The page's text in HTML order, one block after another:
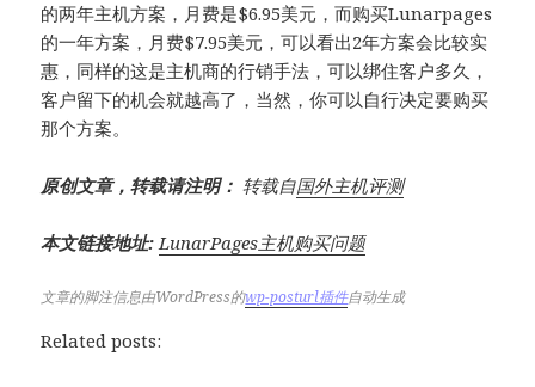
的两年主机方案，月费是$6.95美元，而购买Lunarpages
的一年方案，月费$7.95美元，可以看出2年方案会比较实
惠，同样的这是主机商的行销手法，可以绑住客户多久，
客户留下的机会就越高了，当然，你可以自行决定要购买
那个方案。
原创文章，转载请注明： 转载自国外主机评测
本文链接地址: LunarPages主机购买问题
文章的脚注信息由WordPress的wp-posturl插件自动生成
Related posts: